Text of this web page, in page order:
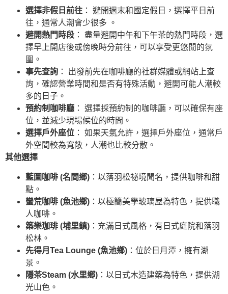
選擇非假日前往 ： 避開週末和國定假日，選擇平日前
往，通常人潮會少很多 。
避開熱門時段 ： 盡量避開中午和下午茶的熱門時段，選
擇早上開店後或傍晚時分前往，可以享受更悠閒的氛
圍。
事先查詢 ： 出發前先在咖啡廳的社群媒體或網站上查
詢，確認營業時間和是否有特殊活動，避開可能人潮較
多的日子。
預約制咖啡廳 ： 選擇採預約制的咖啡廳，可以確保有座
位，並減少現場候位的時間。
選擇戶外座位 ： 如果天氣允許，選擇戶外座位，通常戶
外空間較為寬敞，人潮也比較分散。
其他選擇
藍圖咖啡 (名間鄉) ：以落羽松祕境聞名，提供咖啡和甜
點。
蠻荒咖啡 (魚池鄉) ：以極簡美學玻璃屋為特色，提供職
人咖啡。
築樂珈琲 (埔里鎮) ：充滿日式風格，有日式庭院和落羽
松林。
先得月Tea Lounge (魚池鄉) ：位於日月潭，擁有湖
景。
隱茶Steam (水里鄉) ：以日式木造建築為特色，提供湖
光山色。